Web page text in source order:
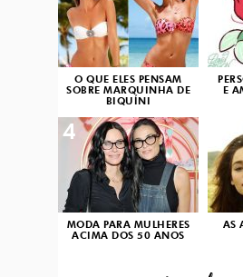
O QUE ELES PENSAM
SOBRE MARQUINHA DE
BIQUÍNI
E
MODA PARA MULHERES
ACIMA DOS 50 ANOS
4
AS